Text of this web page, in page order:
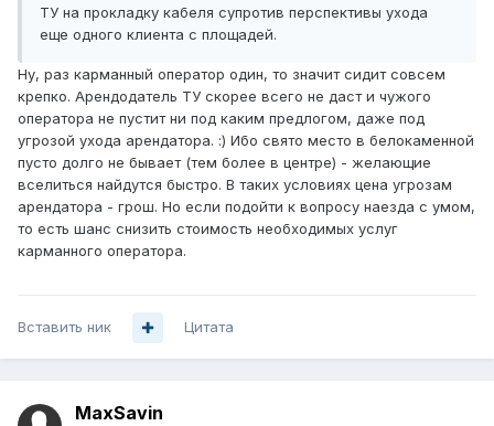
ТУ на прокладку кабеля супротив перспективы ухода
еще одного клиента с площадей.
Ну, раз карманный оператор один, то значит сидит совсем
крепко. Арендодатель ТУ скорее всего не даст и чужого
оператора не пустит ни под каким предлогом, даже под
угрозой ухода арендатора. :) Ибо свято место в белокаменной
пусто долго не бывает (тем более в центре) - желающие
вселиться найдутся быстро. В таких условиях цена угрозам
арендатора - грош. Но если подойти к вопросу наезда с умом,
то есть шанс снизить стоимость необходимых услуг
карманного оператора.
Вставить ник Цитата
MaxSavin